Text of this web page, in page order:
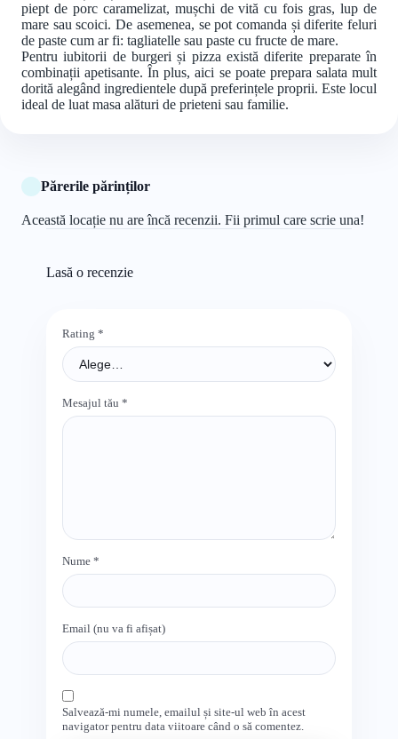
piept de porc caramelizat, mușchi de vită cu fois gras, lup de
mare sau scoici. De asemenea, se pot comanda și diferite feluri
de paste cum ar fi: tagliatelle sau paste cu fructe de mare.
Pentru iubitorii de burgeri și pizza există diferite preparate în
combinații apetisante. În plus, aici se poate prepara salata mult
dorită alegând ingredientele după preferințele proprii. Este locul
ideal de luat masa alături de prieteni sau familie.
Părerile părinților
Această locație nu are încă recenzii. Fii primul care scrie una!
Lasă o recenzie
Rating *
Mesajul tău *
Nume *
Email (nu va fi afișat)
Salvează-mi numele, emailul și site-ul web în acest
navigator pentru data viitoare când o să comentez.